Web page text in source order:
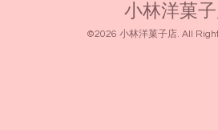
小林洋菓
©2026 小林洋菓子店. All